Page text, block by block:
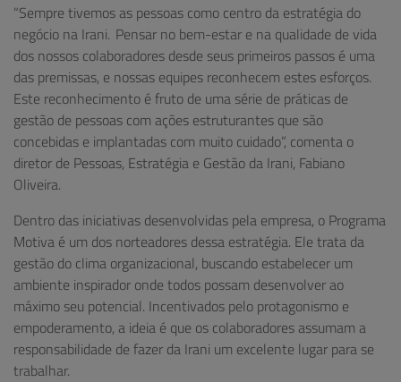
“Sempre tivemos as pessoas como centro da estratégia do
negócio na Irani. Pensar no bem-estar e na qualidade de vida
dos nossos colaboradores desde seus primeiros passos é uma
das premissas, e nossas equipes reconhecem estes esforços.
Este reconhecimento é fruto de uma série de práticas de
gestão de pessoas com ações estruturantes que são
concebidas e implantadas com muito cuidado”, comenta o
diretor de Pessoas, Estratégia e Gestão da Irani, Fabiano
Oliveira.
Dentro das iniciativas desenvolvidas pela empresa, o Programa
Motiva é um dos norteadores dessa estratégia. Ele trata da
gestão do clima organizacional, buscando estabelecer um
ambiente inspirador onde todos possam desenvolver ao
máximo seu potencial. Incentivados pelo protagonismo e
empoderamento, a ideia é que os colaboradores assumam a
responsabilidade de fazer da Irani um excelente lugar para se
trabalhar.